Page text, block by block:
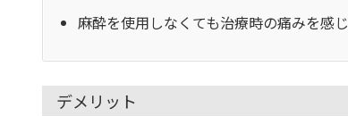
麻酔を使用しなくても治療時の痛みを感
デメリット